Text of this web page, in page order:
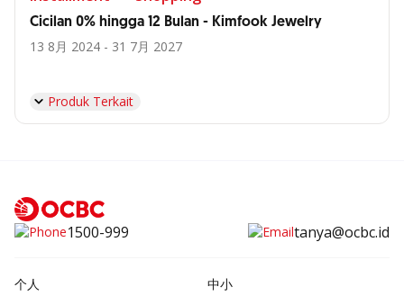
Cicilan 0% hingga 12 Bulan - Kimfook Jewelry
13 8月 2024 - 31 7月 2027
Produk Terkait
1500-999 tanya@ocbc.id
个人
中小